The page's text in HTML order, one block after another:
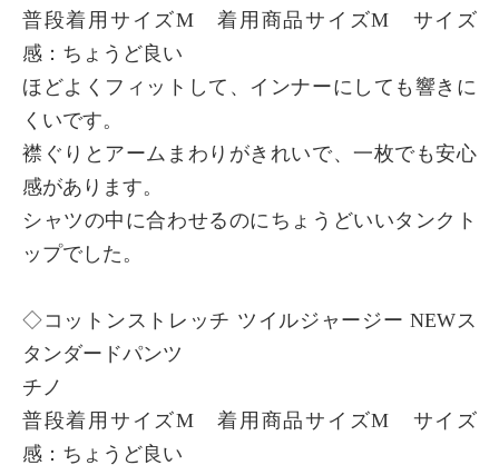
普段着用サイズM 着用商品サイズM サイズ
感：ちょうど良い
ほどよくフィットして、インナーにしても響きに
くいです。
襟ぐりとアームまわりがきれいで、一枚でも安心
感があります。
シャツの中に合わせるのにちょうどいいタンクト
ップでした。
◇コットンストレッチ ツイルジャージー NEWス
タンダードパンツ
チノ
普段着用サイズM 着用商品サイズM サイズ
感：ちょうど良い